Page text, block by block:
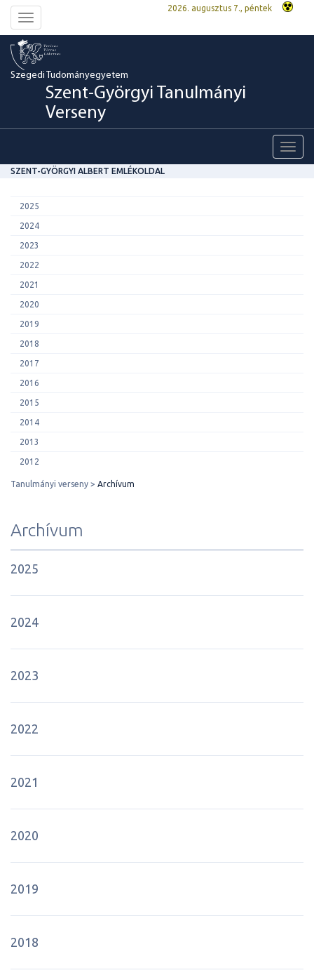
Toggle
navigation
2026. augusztus 7., péntek
Szegedi Tudományegyetem
Szent-Györgyi Tanulmányi
Verseny
SZENT-GYÖRGYI ALBERT EMLÉKOLDAL
2025
2024
2023
2022
2021
2020
2019
2018
2017
2016
2015
2014
2013
2012
Tanulmányi verseny Archívum
Archívum
2025
2024
2023
2022
2021
2020
2019
2018